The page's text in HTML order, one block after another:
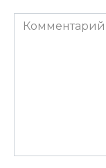
Комментарий